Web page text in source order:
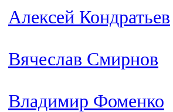
Алексей Кондратьев
Вячеслав Смирнов
Владимир Фоменко